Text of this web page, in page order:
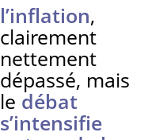
l’inflation,
clairement
nettement
dépassé, mais
le débat
s’intensifie